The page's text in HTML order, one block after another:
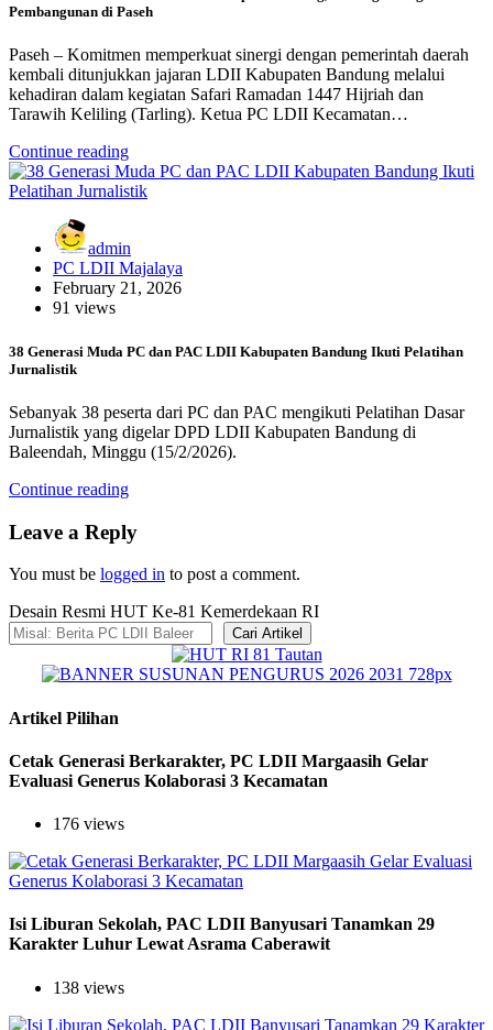
Pembangunan di Paseh
Paseh – Komitmen memperkuat sinergi dengan pemerintah daerah
kembali ditunjukkan jajaran LDII Kabupaten Bandung melalui
kehadiran dalam kegiatan Safari Ramadan 1447 Hijriah dan
Tarawih Keliling (Tarling). Ketua PC LDII Kecamatan…
Continue reading
admin
PC LDII Majalaya
February 21, 2026
91 views
38 Generasi Muda PC dan PAC LDII Kabupaten Bandung Ikuti Pelatihan
Jurnalistik
Sebanyak 38 peserta dari PC dan PAC mengikuti Pelatihan Dasar
Jurnalistik yang digelar DPD LDII Kabupaten Bandung di
Baleendah, Minggu (15/2/2026).
Continue reading
Leave a Reply
You must be logged in to post a comment.
Desain Resmi HUT Ke-81 Kemerdekaan RI
Cari Artikel
Artikel Pilihan
Cetak Generasi Berkarakter, PC LDII Margaasih Gelar
Evaluasi Generus Kolaborasi 3 Kecamatan
176 views
Isi Liburan Sekolah, PAC LDII Banyusari Tanamkan 29
Karakter Luhur Lewat Asrama Caberawit
138 views